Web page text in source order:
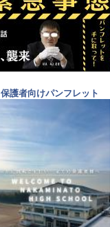
保護者向けパンフレット